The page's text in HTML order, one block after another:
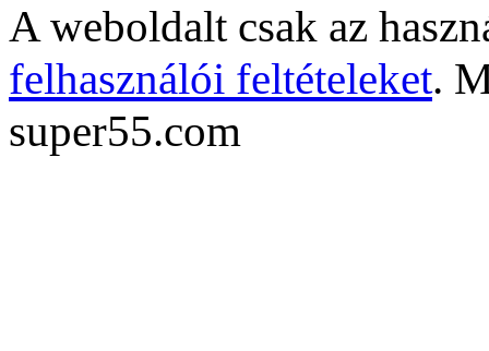
A weboldalt csak az
felhasználói feltételeket.
super55.com